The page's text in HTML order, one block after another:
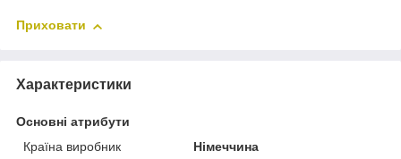
Приховати
Характеристики
Основні атрибути
Країна виробник
Німеччина